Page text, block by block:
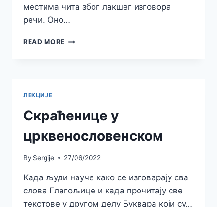
местима чита због лакшег изговора
речи. Оно…
READ MORE НЕПОСТОЈАНО
ЛЕКЦИЈЕ
Скраћенице у
црквенословенском
By Sergije 27/06/2022
Када људи науче како се изговарају сва
слова Глагољице и када прочитају све
текстове у другом делу Буквара који су…